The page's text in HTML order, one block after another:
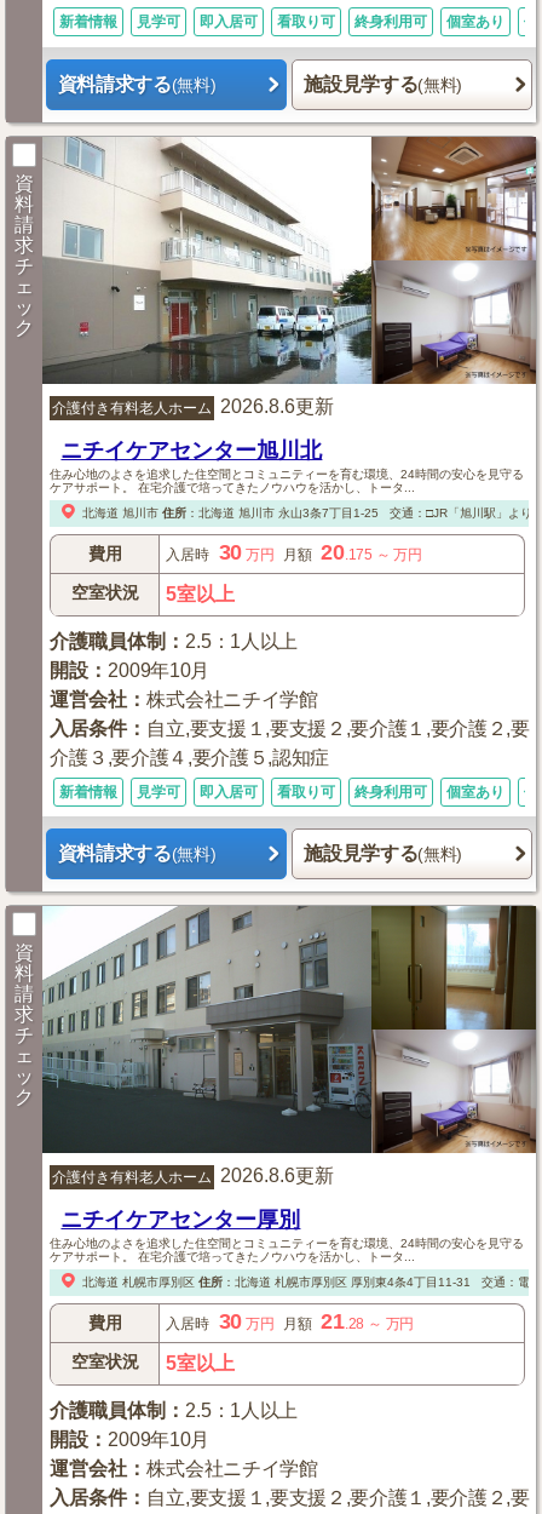
新着情報 見学可 即入居可 看取り可 終身利用可 個室あり 体
資料請求する(無料) 施設見学する(無料)
資
料
請
求
チ
ェ
ッ
ク
介護付き有料老人ホーム 2026.8.6更新
ニチイケアセンター旭川北
住み心地のよさを追求した住空間とコミュニティーを育む環境、24時間の安心を見守る
ケアサポート。 在宅介護で培ってきたノウハウを活かし、トータ...
北海道 旭川市 住所： 北海道 旭川市永山3条7丁目1-25 交通：□JR「旭川駅」より
費用 入居時 30 万円 月額 20.175 ～万円
空室状況 5室以上
介護職員体制 ： 2.5：1人以上
開設 ： 2009年10月
運営会社 ：株式会社ニチイ学館
入居条件： 自立,要支援１,要支援２,要介護１,要介護２,要
介護３,要介護４,要介護５,認知症
新着情報 見学可 即入居可 看取り可 終身利用可 個室あり 体
資料請求する(無料) 施設見学する(無料)
資
料
請
求
チ
ェ
ッ
ク
介護付き有料老人ホーム 2026.8.6更新
ニチイケアセンター厚別
住み心地のよさを追求した住空間とコミュニティーを育む環境、24時間の安心を見守る
ケアサポート。 在宅介護で培ってきたノウハウを活かし、トータ...
北海道 札幌市厚別区 住所： 北海道 札幌市厚別区厚別東4条4丁目11-31 交通：電
費用 入居時 30 万円 月額 21.28 ～ 万円
空室状況 5室以上
介護職員体制 ： 2.5：1人以上
開設 ： 2009年10月
運営会社 ：株式会社ニチイ学館
入居条件： 自立,要支援１,要支援２,要介護１,要介護２,要